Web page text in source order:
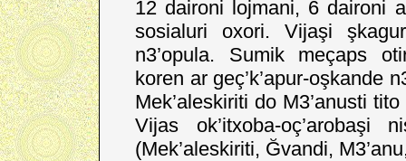
12 daironi lojmani, 6 daironi
sosialuri oxori. Vijaşi
n3’opula. Sumik meçaps
koren ar geç’k’apur-oşkande
Mek’aleskiriti do M3’anusti
Vijas ok’itxoba-
(Mek’aleskiriti, Ğvandi,